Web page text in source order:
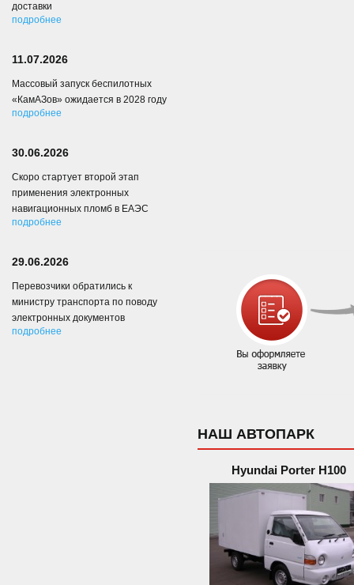
НАШ АВТОПАРК
Hyundai Porter H100
доставки
подробнее
11.07.2026
Массовый запуск беспилотных
«КамАЗов» ожидается в 2028 году
подробнее
30.06.2026
Скоро стартует второй этап
применения электронных
навигационных пломб в ЕАЭС
подробнее
29.06.2026
Перевозчики обратились к
министру транспорта по поводу
электронных документов
подробнее